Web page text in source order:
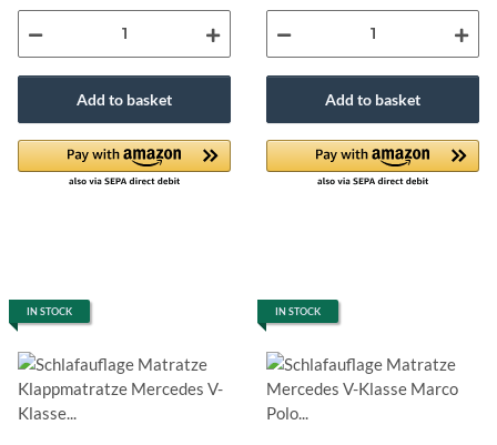
Add to basket Add to basket
IN STOCK IN STOCK